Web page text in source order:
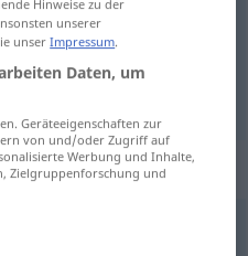
Hinweise zu der
unserer
unserImpressum.
Daten, um
Geräteeigenschaften zur
von und/oder Zugriff auf
Werbung und Inhalte,
Zielgruppenforschung und